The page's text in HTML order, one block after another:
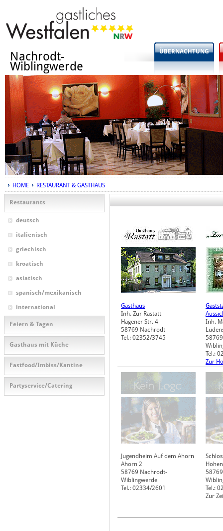
Nachrodt-
Wiblingwerde
ÜBERNACHTUNG
HOME RESTAURANT & GASTHAUS
Restaurants
deutsch
italienisch
griechisch
kroatisch
asiatisch
spanisch/mexikanisch
international
Feiern & Tagen
Gasthaus mit Küche
Fastfood/Imbiss/Kantine
Partyservice/Catering
Gasthaus
Inh. Zur Rastatt
Hagener Str. 4
58769 Nachrodt
Tel.: 02352/3745
Inh.
58769
Tel.:
Zur
Jugendheim Auf dem Ahorn
Ahorn 2
58769 Nachrodt-
Wiblingwerde
Tel.: 02334/2601
58769
Tel.:
Zur